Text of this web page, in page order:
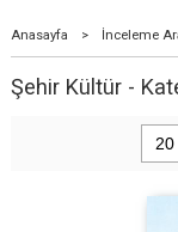
Anasayfa > İnceleme
Şehir Kültür -